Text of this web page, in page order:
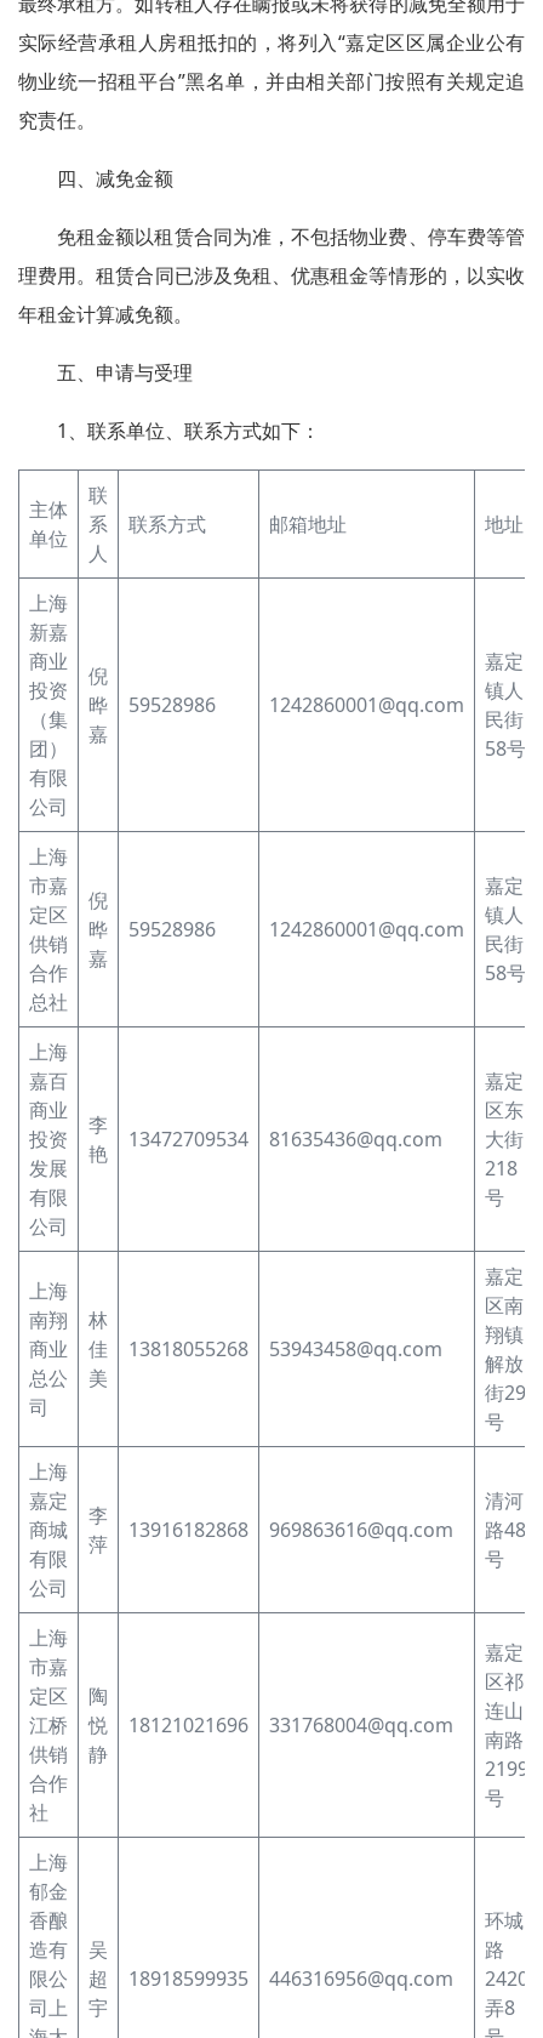
实际经营承租人房租抵扣的，将列入“嘉定区区属企业公有
物业统一招租平台”黑名单，并由相关部门按照有关规定追
究责任。
四、减免金额
免租金额以租赁合同为准，不包括物业费、停车费等管
理费用。租赁合同已涉及免租、优惠租金等情形的，以实收
年租金计算减免额。
五、申请与受理
1、联系单位、联系方式如下：
主体
单位
联
系
人
联系方式 邮箱地址 地址
上海
新嘉
商业
投资
（集
团）
有限
公司
倪
晔
嘉
59528986 1242860001@qq.com
嘉定
镇人
民街
58号
上海
市嘉
定区
供销
合作
总社
倪
晔
嘉
59528986 1242860001@qq.com
嘉定
镇人
民街
58号
上海
嘉百
商业
投资
发展
有限
公司
李
艳
13472709534 81635436@qq.com
嘉定
区东
大街
218
号
上海
南翔
商业
总公
司
林
佳
美
13818055268 53943458@qq.com
嘉定
区南
翔镇
解放
街29
号
上海
嘉定
商城
有限
公司
李
萍
13916182868 969863616@qq.com
清河
路48
号
上海
市嘉
定区
江桥
供销
合作
社
陶
悦
静
18121021696 331768004@qq.com
嘉定
区祁
连山
南路
2199
号
上海
郁金
香酿
造有
限公
司上
吴
超
宇
18918599935 446316956@qq.com
环城
路
2420
弄8